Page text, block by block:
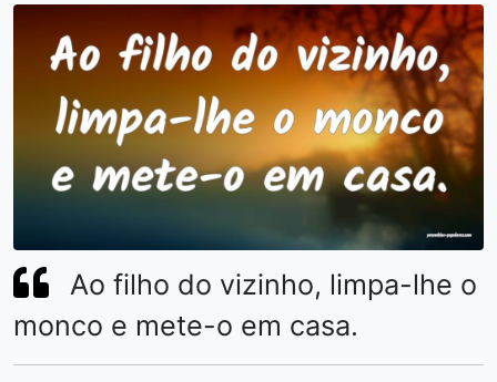
Ao filho do vizinho, limpa-lhe o
monco e mete-o em casa.